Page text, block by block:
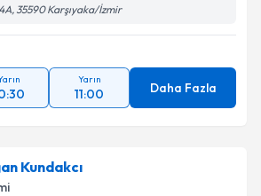
35590 Karşıyaka/İzmir
Yarın
11:00 Daha Fazla
Kundakcı